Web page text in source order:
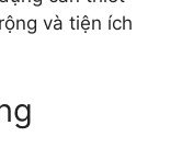
và tiện ích